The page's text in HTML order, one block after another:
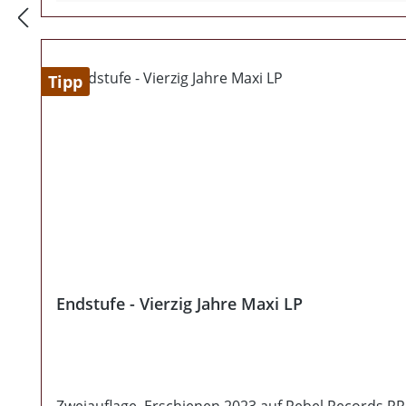
Tipp
Endstufe - Vierzig Jahre Maxi LP